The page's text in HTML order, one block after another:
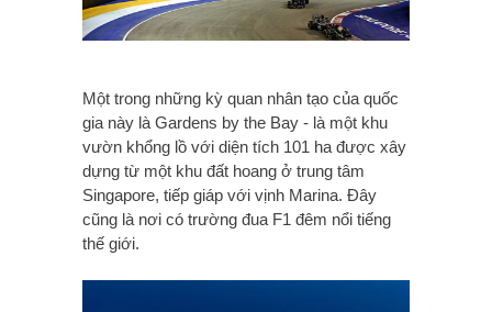
Một trong những kỳ quan nhân tạo của quốc
gia này là Gardens by the Bay - là một khu
vườn khổng lồ với diện tích 101 ha được xây
dựng từ một khu đất hoang ở trung tâm
Singapore, tiếp giáp với vịnh Marina. Đây
cũng là nơi có trường đua F1 đêm nổi tiếng
thế giới.